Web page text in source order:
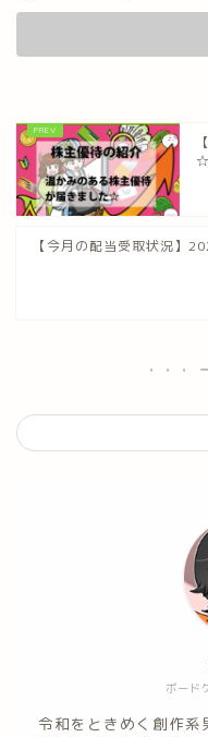
☆
【今月の配当受取状況】
ボード
令和をときめく創作